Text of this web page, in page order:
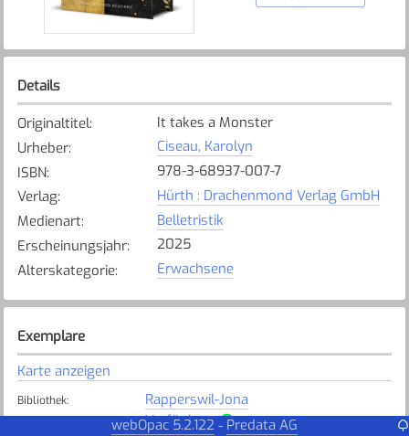
Details
Originaltitel:
It takes a Monster
Urheber:
Ciseau, Karolyn
ISBN:
978-3-68937-007-7
Verlag:
Hürth : Drachenmond Verlag GmbH
Medienart:
Belletristik
Erscheinungsjahr:
2025
Alterskategorie: Erwachsene
Exemplare
Karte anzeigen
Bibliothek: Rapperswil-Jona
Verfügbar
webOpac 5.2.122 - Predata AG